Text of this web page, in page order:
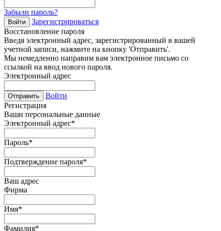
Забыли пароль?
Войти
Зарегистрироваться
Восстановление пароля
Введя электронный адрес, зарегистрированный в вашей
учетной записи, нажмите на кнопку 'Отправить'.
Мы немедленно направим вам электронное письмо со
ссылкой на ввод нового пароля.
Электронный адрес
Отправить
Войти
Регистрация
Ваши персональные данные
Электронный адрес*
Пароль*
Подтверждение пароля*
Ваш адрес
Фирма
Имя*
Фамилия*